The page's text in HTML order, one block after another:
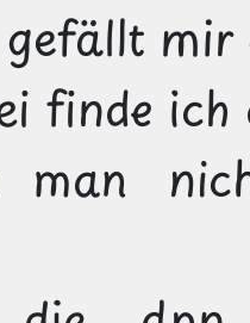
mir
finde ich
man